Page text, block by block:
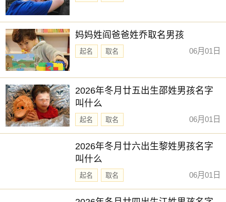
妈妈姓阎爸爸姓乔取名男孩
起名 取名 06月01日
2026年冬月廿五出生邵姓男孩名字
叫什么
起名 取名 06月01日
2026年冬月廿六出生黎姓男孩名字
叫什么
起名 取名 06月01日